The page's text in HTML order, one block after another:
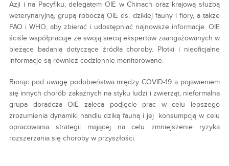
Azji i na Pacyfiku, delegatem OIE w Chinach oraz krajową służbą
weterynaryjną, grupą roboczą OIE ds. dzikiej fauny i flory, a także
FAO i WHO, aby zbierać i udostępniać najnowsze informacje. OIE
ściśle współpracuje ze swoją siecią ekspertów zaangażowanych w
bieżące badania dotyczące źródła choroby. Plotki i nieoficjalne
informacje są również codziennie monitorowane.
Biorąc pod uwagę podobieństwa między COVID-19 a pojawieniem
się innych chorób zakaźnych na styku ludzi i zwierząt, nieformalna
grupa doradcza OIE zaleca podjęcie prac w celu lepszego
zrozumienia dynamiki handlu dziką fauną i jej konsumpcją w celu
opracowania strategii mającej na celu zmniejszenie ryzyka
rozszerzania się choroby w przyszłości.